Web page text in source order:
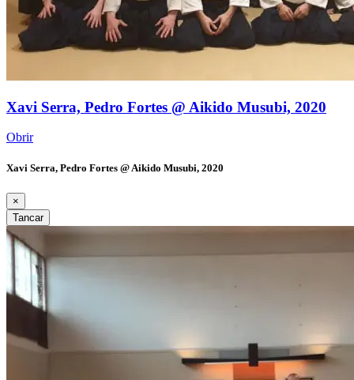
Xavi Serra, Pedro Fortes @ Aikido Musubi, 2020
Obrir
Xavi Serra, Pedro Fortes @ Aikido Musubi, 2020
×
Tancar